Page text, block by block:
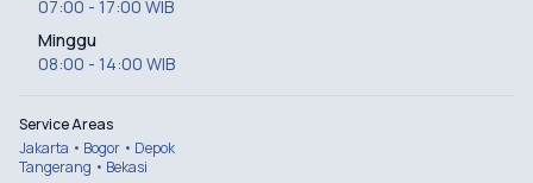
07:00 - 17:00 WIB
Minggu
08:00 - 14:00 WIB
Service Areas
Jakarta • Bogor • Depok
Tangerang • Bekasi